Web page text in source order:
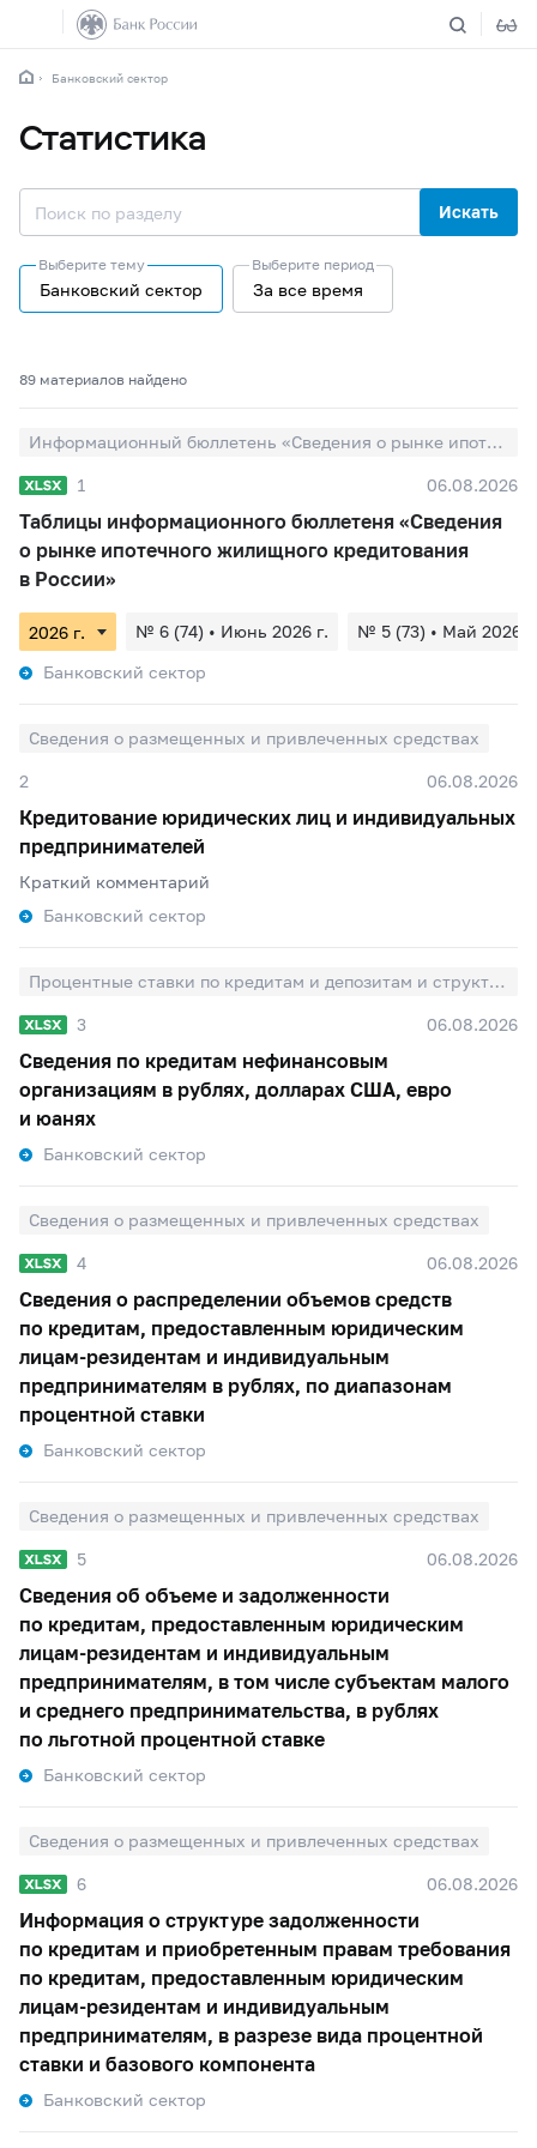
Банковский сектор
Статистика
Искать
Выберите тему
Банковский сектор
Выберите период
За все время
89 материалов найдено
Информационный бюллетень «Сведения о рынке ипотечного жилищного кредитования в России»
1 06.08.2026
Таблицы информационного бюллетеня «Сведения
о рынке ипотечного жилищного кредитования
в России»
№ 6 (74) • Июнь 2026 г.
№ 5 (73) • Май 2026 г.
Банковский сектор
Сведения о размещенных и привлеченных средствах
2 06.08.2026
Кредитование юридических лиц и индивидуальных
предпринимателей
Краткий комментарий
Банковский сектор
Процентные ставки по кредитам и депозитам и структура кредитов и депозитов по срочности
3 06.08.2026
Сведения по кредитам нефинансовым
организациям в рублях, долларах США, евро
и юанях
Банковский сектор
Сведения о размещенных и привлеченных средствах
4 06.08.2026
Сведения о распределении объемов средств
по кредитам, предоставленным юридическим
лицам-резидентам и индивидуальным
предпринимателям в рублях, по диапазонам
процентной ставки
Банковский сектор
Сведения о размещенных и привлеченных средствах
5 06.08.2026
Сведения об объеме и задолженности
по кредитам, предоставленным юридическим
лицам-резидентам и индивидуальным
предпринимателям, в том числе субъектам малого
и среднего предпринимательства, в рублях
по льготной процентной ставке
Банковский сектор
Сведения о размещенных и привлеченных средствах
6 06.08.2026
Информация о структуре задолженности
по кредитам и приобретенным правам требования
по кредитам, предоставленным юридическим
лицам-резидентам и индивидуальным
предпринимателям, в разрезе вида процентной
ставки и базового компонента
Банковский сектор